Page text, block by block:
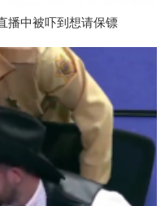
播中被吓到想请保镖